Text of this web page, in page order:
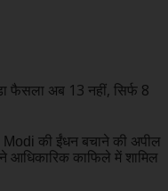
की ईंधन बचाने की अपील
आधिकारिक काफिले में शामिल